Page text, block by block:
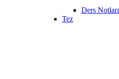
Ders Notları
Tez